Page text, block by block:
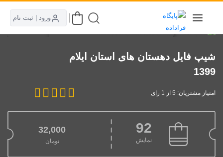
ورود | ثبت نام
شیپ فایل دهستان های استان ایلام
1399
امتیاز مشتریان: 5 از 1 رای
92
نمایش
32,000
تومان